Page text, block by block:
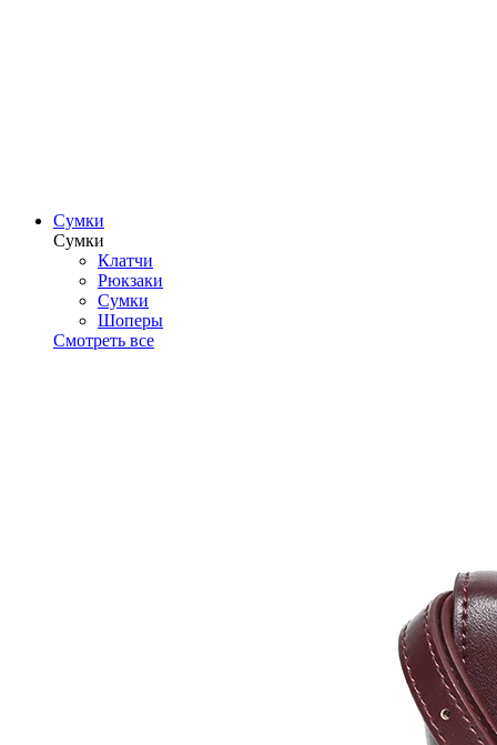
Сумки
Сумки
Клатчи
Рюкзаки
Сумки
Шоперы
Смотреть все